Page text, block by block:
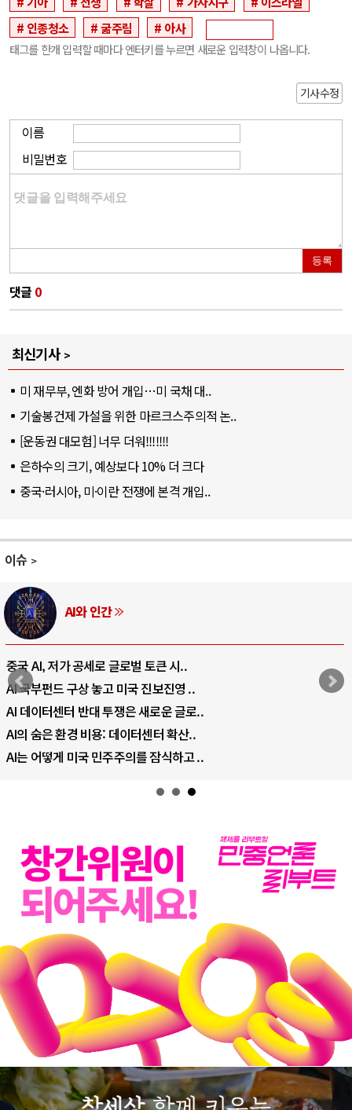
인종청소
굶주림 아사
태그를 한개 입력할 때마다 엔터키를 누르면 새로운 입력창이 나옵니다.
기사수정
이름
비밀번호
등록
댓글 0
최신기사
미 재무부, 엔화 방어 개입…미 국채 대..
기술봉건제 가설을 위한 마르크스주의적 논..
[운동권 대모험] 너무 더워!!!!!!!
은하수의 크기, 예상보다 10% 더 크다
중국·러시아, 미·이란 전쟁에 본격 개입..
이슈
AI와 인간
중국 AI, 저가 공세로 글로벌 토큰 시..
AI 국부펀드 구상 놓고 미국 진보진영 ..
AI 데이터센터 반대 투쟁은 새로운 글로..
AI의 숨은 환경 비용: 데이터센터 확산..
AI는 어떻게 미국 민주주의를 잠식하고 ..